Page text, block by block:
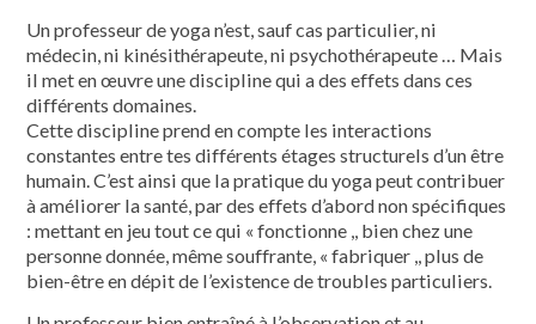
Un professeur de yoga n’est, sauf cas particulier, ni
médecin, ni kinésithéra­peute, ni psychothérapeute … Mais
il met en œuvre une discipline qui a des effets dans ces
différents domaines.
Cette discipline prend en compte les interactions
constantes entre tes diffé­rents étages structurels d’un être
humain. C’est ainsi que la pratique du yoga peut contribuer
à améliorer la santé, par des effets d’abord non spéci­fiques
: mettant en jeu tout ce qui « fonctionne ,, bien chez une
personne donnée, même souffrante, « fabriquer ,, plus de
bien-être en dépit de l’existence de troubles particuliers.